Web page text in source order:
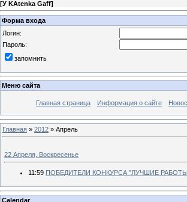
[У KAtenka Gaff]
Форма входа
Логин:
Пароль:
запомнить
Меню сайта
Главная страница Информация о сайте
Главная » 2012 » Апрель
22 Апреля, Воскресенье
11:59 ПОБЕДИТЕЛИ КОНКУРСА "ЛУЧШИЕ
Calendar